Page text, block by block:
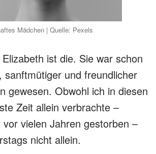
Mädchen | Quelle: Pexels
ist die. Sie war schon
sanftmütiger und freundlicher
gewesen. Obwohl ich in diesen
Zeit allein verbrachte –
vielen Jahren gestorben –
nicht allein.